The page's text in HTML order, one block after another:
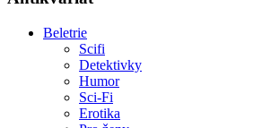
Beletrie
Scifi
Detektivky
Humor
Sci-Fi
Erotika